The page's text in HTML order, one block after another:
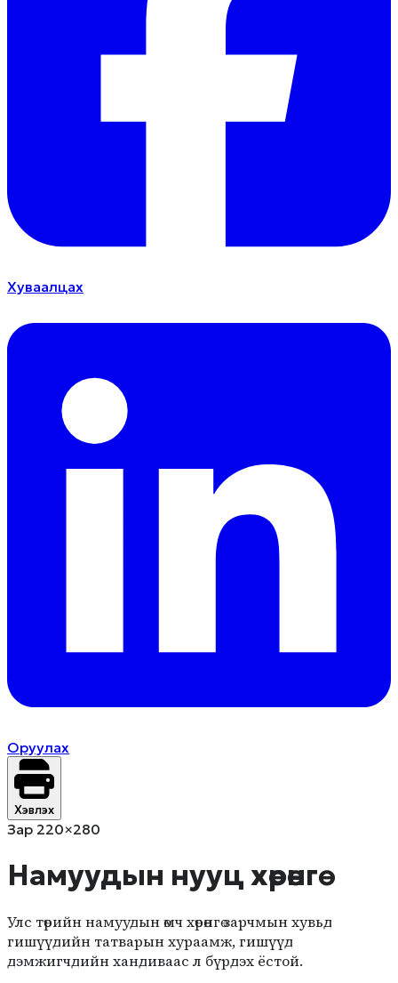
Хуваалцах
Оруулах
Хэвлэх
Зар 220×280
Намуудын нууц хөрөнгө
Улс төрийн намуудын өмч хөрөнгө зарчмын хувьд
гишүүдийн татварын хураамж, гишүүд
дэмжигчдийн хандиваас л бүрдэх ёстой.